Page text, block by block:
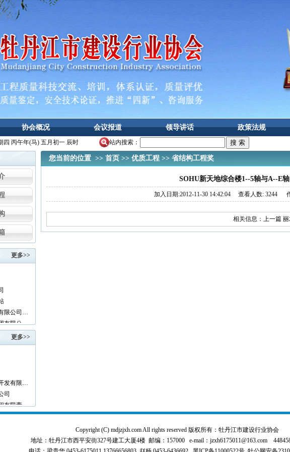
协会概况 会议报道 领导讲话 政策法规
四 丙午年(马) 五月初一 辰时 站内搜索：
更多>>
限公司…
有限公…
司
限公司…
有限公…
更多>>
发有限…
司
有限责…
责任公…
您当前的位置 >> 首页>> 优质工程>> 省结构工程奖
SOHU新天地综合楼1--5轴与A--E轴
加入日期:2012-11-30 14:42:04 查看人数: 3244
相关信息： 上一篇
Copyright (C) mdjzjxh.com All rights reserved 版权所有：牡丹江市建设行业协会
地址：牡丹江市西平安街327号建工大厦4楼 邮编：157000 e-mail：jzxh6175011@163.com